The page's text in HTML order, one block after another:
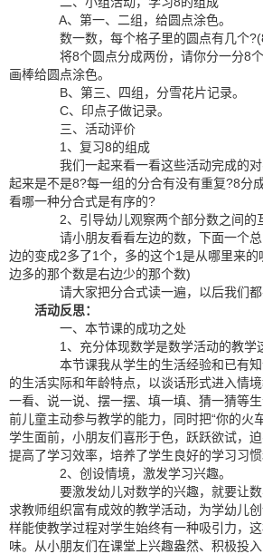
A、第一、二组，给圆点涂色。
数一数，每个格子里的圆点有几个
将8个圆点分成两份，请你分一分8个
画棒给圆点涂色。
B、第三、四组，分雪花片记录。
C、印点子做记录。
三、活动评价
1、复习8的组成
我们一起来看一看这些活动完成的对
起来是不是8?每一组的分合有没有重复?8分
看哪一种分合式是有序的?
2、引导幼儿观察两个部分数之间的
请小朋友看看左边的数，下面一个总
边的变成2多了1个，多的这个1是从哪里来
边多的那个数是右边少的那个数)
请大家把分合式读一遍，以后我们都
活动反思：
一、本节课的成功之处
1、充分体现数学是数学活动的教学
本节课我从学生的生活经验和已有知
的生活实际和年龄特点，以谈话形式进入情
一看、说一说、摆一摆、填一填、猜一猜等
前儿童主动参与教学的能力，同时把“你的火
学生面前，小朋友们喜形于色，跃跃欲试，
提高了学习效率，培养了学生良好的学习习惯
2、创设情境，激发学习兴趣。
要激发幼儿对数学的兴趣，就要让数
求教师组织富有成效的教学活动，为学幼儿
样能使教学过程对学生始终有一种吸引力，
味。从小朋友们在课堂上兴趣盎然、积极投